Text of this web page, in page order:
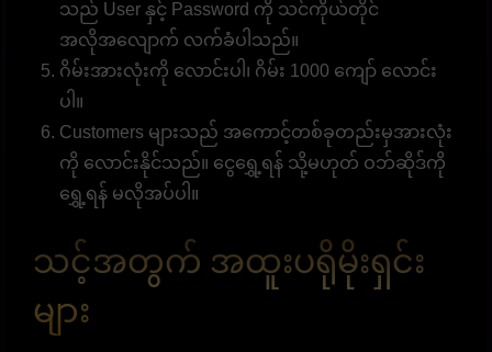
သည် User နှင့် Password ကို သင်ကိုယ်တိုင်
အလိုအလျောက် လက်ခံပါသည်။
ဂိမ်းအားလုံးကို လောင်းပါ၊ ဂိမ်း 1000 ကျော် လောင်း
ပါ။
Customers များသည် အကောင့်တစ်ခုတည်းမှအားလုံး
ကို လောင်းနိုင်သည်။ ငွေရွှေ့ရန် သို့မဟုတ် ဝဘ်ဆိုဒ်ကို
ရွှေ့ရန် မလိုအပ်ပါ။
သင့်အတွက် အထူးပရိုမိုးရှင်း
များ